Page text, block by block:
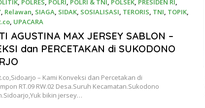
, POLRES, POLRI, POLRI & TNI, POLSEK, PRESIDEN RI,
, Relawan, SIAGA, SIDAK, SOSIALISASI, TERORIS, TNI, TOPIK,
, UPACARA
AGUSTINA MAX JERSEY SABLON –
dan PERCETAKAN di SUKODONO
– Kami Konveksi dan Percetakan di
RT.09 RW.02 Desa.Suruh Kecamatan.Sukodono
bikin jersey…